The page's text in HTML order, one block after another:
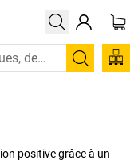
positive grâce à un